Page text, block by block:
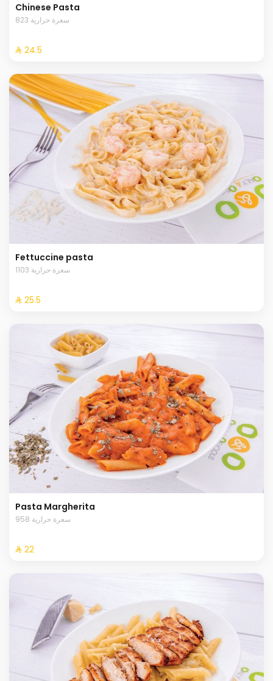
Chinese Pasta
823 سعرة حرارية
⁨⁦‪‬ 24.5⁩
Fettuccine pasta
1103 سعرة حرارية
⁨⁦‪‬ 25.5⁩
Pasta Margherita
958 سعرة حرارية
⁨⁦‪‬ 22⁩